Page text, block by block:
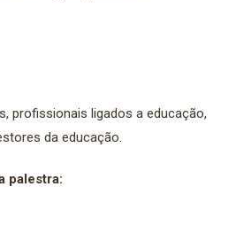
profissionais ligados a educação,
da educação.
palestra: